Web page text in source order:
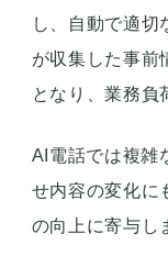
し、自動で適切
が収集した事前
となり、業務負
AI電話では複雑
せ内容の変化に
の向上に寄与し